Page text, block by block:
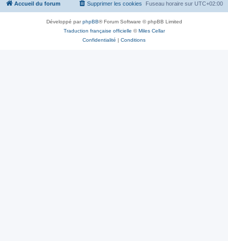
Accueil du forum Fuseau horaire sur UTC+02:00
Supprimer les cookies
Développé parphpBB® Forum Software © phpBB Limited
Traduction française officielle ©Miles Cellar
Confidentialité | Conditions